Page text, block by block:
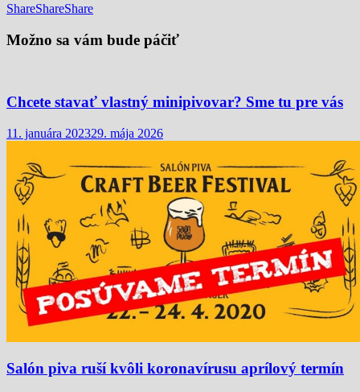
ShareShareShare
Možno sa vám bude páčiť
Chcete stavať vlastný minipivovar? Sme tu pre vás
11. januára 202329. mája 2026
Salón piva ruší kvôli koronavírusu aprílový termín